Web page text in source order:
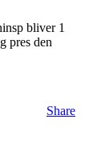
bliver 1
pres den
Share